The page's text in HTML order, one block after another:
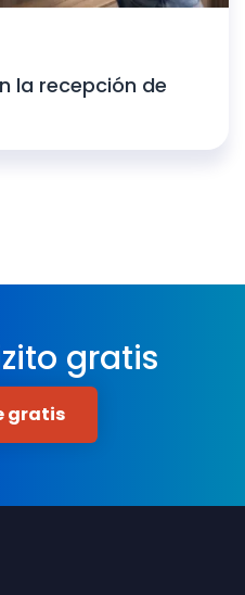
la recepción de
gratis
gratis